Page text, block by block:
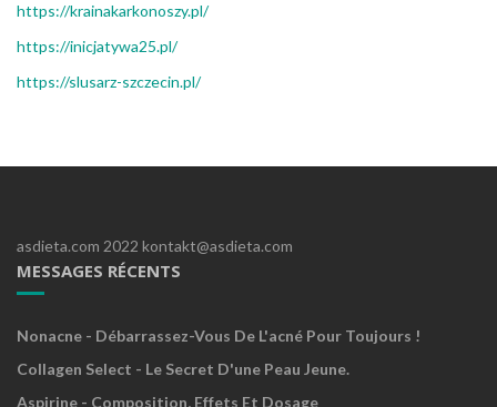
https://krainakarkonoszy.pl/
https://inicjatywa25.pl/
https://slusarz-szczecin.pl/
asdieta.com 2022 kontakt@asdieta.com
MESSAGES RÉCENTS
Nonacne - Débarrassez-Vous De L'acné Pour Toujours !
Collagen Select - Le Secret D'une Peau Jeune.
Aspirine - Composition, Effets Et Dosage